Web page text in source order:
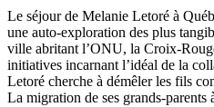
Le séjour de Melanie Letoré à
une auto-exploration des plus
ville abritant l’ONU, la Croix-
initiatives incarnant l’idéal de la
Letoré cherche à démêler les fils
La migration de ses grands-